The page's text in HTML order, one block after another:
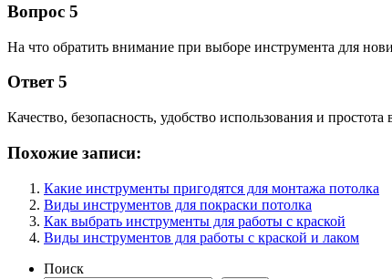
Вопрос 5
На что обратить внимание при выборе инструмента для
Ответ 5
Качество, безопасность, удобство использования и
Похожие записи:
Какие инструменты пригодятся для монтажа потолка
Виды инструментов для покраски потолка
Как выбрать инструменты для работы с краской
Виды инструментов для работы с краской и лаком
Поиск